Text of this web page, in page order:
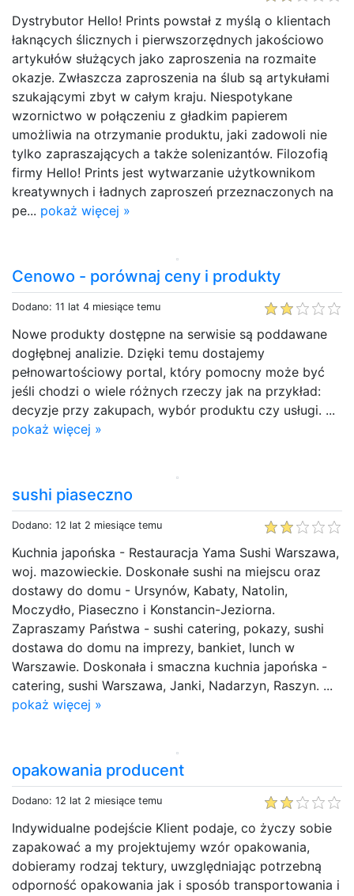
Dystrybutor Hello! Prints powstał z myślą o klientach
łaknących ślicznych i pierwszorzędnych jakościowo
artykułów służących jako zaproszenia na rozmaite
okazje. Zwłaszcza zaproszenia na ślub są artykułami
szukającymi zbyt w całym kraju. Niespotykane
wzornictwo w połączeniu z gładkim papierem
umożliwia na otrzymanie produktu, jaki zadowoli nie
tylko zapraszających a także solenizantów. Filozofią
firmy Hello! Prints jest wytwarzanie użytkownikom
kreatywnych i ładnych zaproszeń przeznaczonych na
pe... pokaż więcej »
Cenowo - porównaj ceny i produkty
Dodano: 11 lat 4 miesiące temu
Nowe produkty dostępne na serwisie są poddawane
dogłębnej analizie. Dzięki temu dostajemy
pełnowartościowy portal, który pomocny może być
jeśli chodzi o wiele różnych rzeczy jak na przykład:
decyzje przy zakupach, wybór produktu czy usługi. ...
pokaż więcej »
sushi piaseczno
Dodano: 12 lat 2 miesiące temu
Kuchnia japońska - Restauracja Yama Sushi Warszawa,
woj. mazowieckie. Doskonałe sushi na miejscu oraz
dostawy do domu - Ursynów, Kabaty, Natolin,
Moczydło, Piaseczno i Konstancin-Jeziorna.
Zapraszamy Państwa - sushi catering, pokazy, sushi
dostawa do domu na imprezy, bankiet, lunch w
Warszawie. Doskonała i smaczna kuchnia japońska -
catering, sushi Warszawa, Janki, Nadarzyn, Raszyn. ...
pokaż więcej »
opakowania producent
Dodano: 12 lat 2 miesiące temu
Indywidualne podejście Klient podaje, co życzy sobie
zapakować a my projektujemy wzór opakowania,
dobieramy rodzaj tektury, uwzględniając potrzebną
odporność opakowania jak i sposób transportowania i